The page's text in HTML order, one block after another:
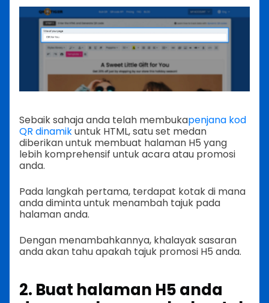
Sebaik sahaja anda telah membukapenjana kod
QR dinamikuntuk HTML, satu set medan
diberikan untuk membuat halaman H5 yang
lebih komprehensif untuk acara atau promosi
anda.
Pada langkah pertama, terdapat kotak di mana
anda diminta untuk menambah tajuk pada
halaman anda.
Dengan menambahkannya, khalayak sasaran
anda akan tahu apakah tajuk promosi H5 anda.
2. Buat halaman H5 anda